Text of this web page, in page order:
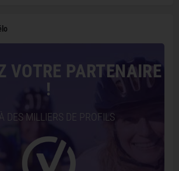
VOTRE PARTENAIRE
!
DES MILLIERS DE PROFILS